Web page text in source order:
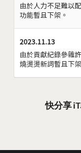
由於人力不足難以
功能暫且下架。
2023.11.13
由於貢獻紀錄參雜
燒燙燙新詞暫且下
快分享